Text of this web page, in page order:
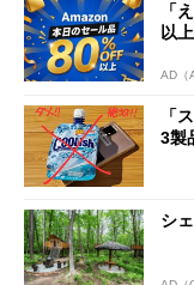
「
以
AD（
「
3製
シ